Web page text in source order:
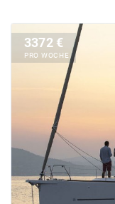
3372 €
PRO WOCHE